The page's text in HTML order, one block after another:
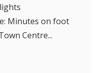
Minutes on foot
Centre...